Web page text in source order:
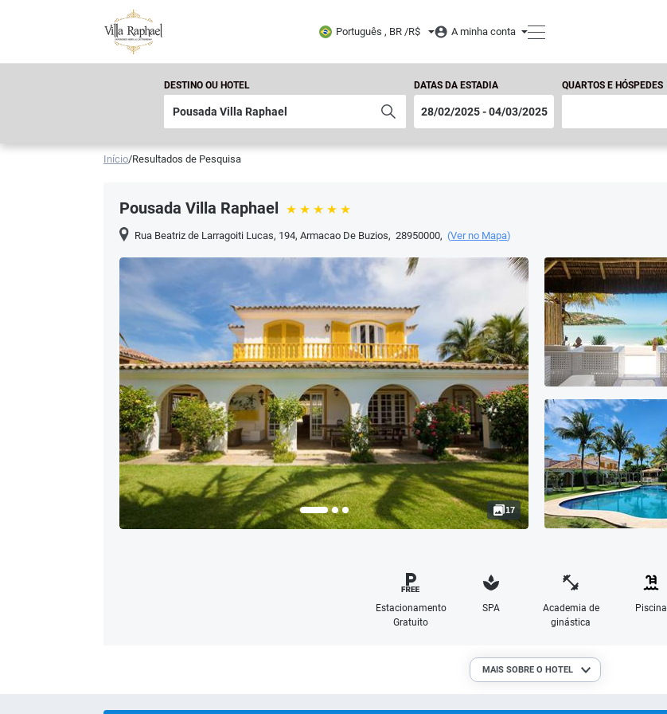
Português , BR /R$ A minha conta
DESTINO OU HOTEL DATAS DA ESTADIA QUARTOS E HÓSPEDES
Início/Resultados de Pesquisa
Pousada Villa Raphael
Rua Beatriz de Larragoiti Lucas, 194,Armacao De Buzios, 28950000, (Ver no Mapa)
17
Estacionamento
Gratuito
SPA
Academia de
ginástica
Piscina
MAIS SOBRE O HOTEL